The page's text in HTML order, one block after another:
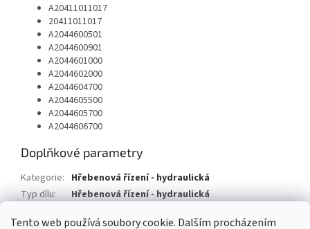
Tento web používá soubory cookie. Dalším procházením
A20411011017
20411011017
A2044600501
A2044600901
A2044601000
A2044602000
A2044604700
A2044605500
A2044605700
A2044606700
Doplňkové parametry
Kategorie: Hřebenová řízení - hydraulická
Typ dílu:
Hřebenová řízení - hydraulická